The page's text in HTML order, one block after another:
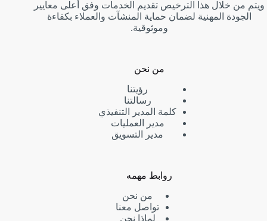
ويتم من خلال هذا الترخيص تقديم الخدمات وفق أعلى معايير
الجودة المهنية لضمان حماية المنشآت والعملاء بكفاءة
وموثوقية.
من نحن
رؤيتنا
رسالتنا
كلمة المدير التنفيذي
مدير العمليات
مدير التسويق
روابط مهمه
من نحن
تواصل معنا
لماذا نحن